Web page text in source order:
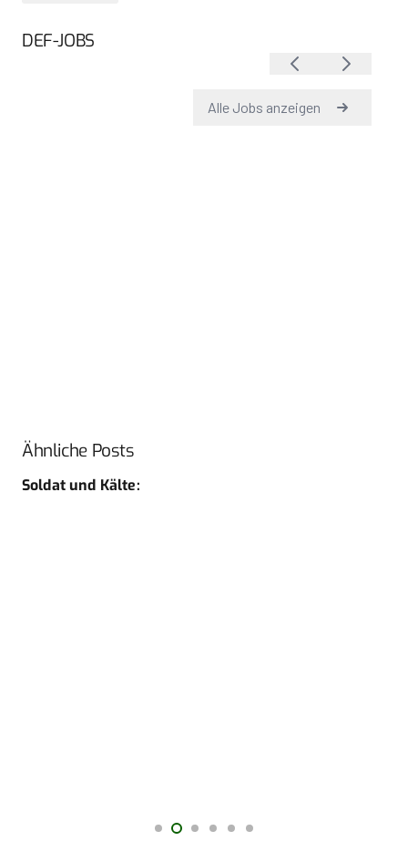
DEF-JOBS
Ähnliche Posts
Soldat und Kälte: